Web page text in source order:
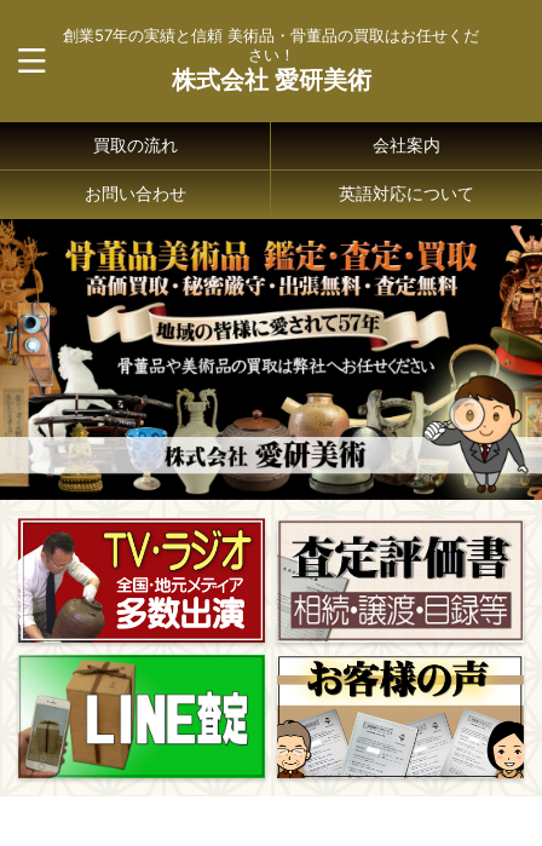
創業57年の実績と信頼 美術品・骨董品の買取はお任せくだ
さい！
株式会社 愛研美術
買取の流れ 会社案内
お問い合わせ 英語対応について